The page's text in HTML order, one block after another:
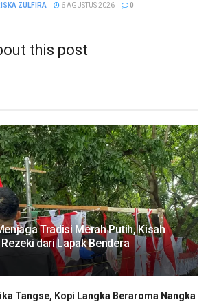
ZULFIRA 6 AGUSTUS 2026 0
this post
Tradisi Merah Putih, Kisah
dari Lapak Bendera
Tangse, Kopi Langka Beraroma Nangka